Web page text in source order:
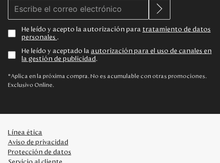
He leído y acepto la autorización para tratamiento de datos
personales .
He leído y aceptado la autorización para el uso de canales en
la gestión de publicidad .
*Aplica en la próxima compra. No es acumulable con otras promociones.
Exclusivo Online.
Línea ética
Aviso de privacidad
Protección de datos